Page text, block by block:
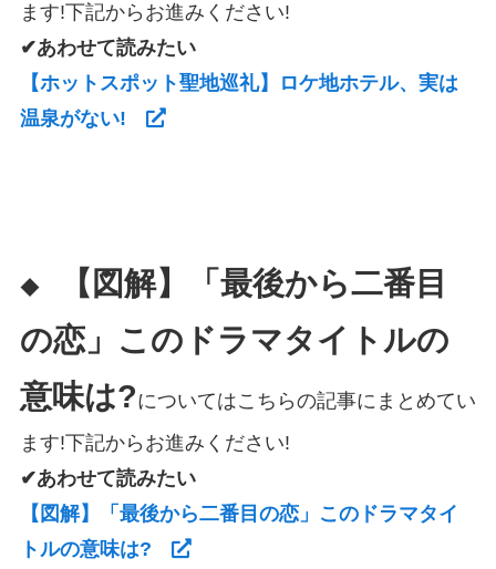
ます!下記からお進みください!
✔あわせて読みたい
【ホットスポット聖地巡礼】ロケ地ホテル、実は
温泉がない!
◆
【図解】「最後から二番目
の恋」このドラマタイトルの
意味は?についてはこちらの記事にまとめてい
ます!下記からお進みください!
✔あわせて読みたい
【図解】「最後から二番目の恋」このドラマタイ
トルの意味は?